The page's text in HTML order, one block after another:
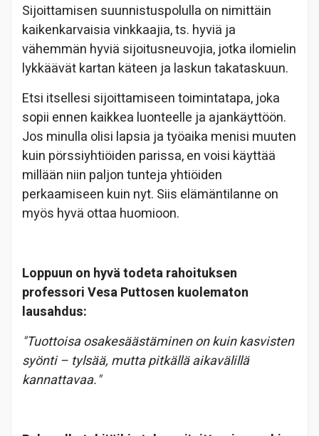
Sijoittamisen suunnistuspolulla on nimittäin
kaikenkarvaisia vinkkaajia, ts. hyviä ja
vähemmän hyviä sijoitusneuvojia, jotka ilomielin
lykkäävät kartan käteen ja laskun takataskuun.
Etsi itsellesi sijoittamiseen toimintatapa, joka
sopii ennen kaikkea luonteelle ja ajankäyttöön.
Jos minulla olisi lapsia ja työaika menisi muuten
kuin pörssiyhtiöiden parissa, en voisi käyttää
millään niin paljon tunteja yhtiöiden
perkaamiseen kuin nyt. Siis elämäntilanne on
myös hyvä ottaa huomioon.
Loppuun on hyvä todeta rahoituksen
professori Vesa Puttosen kuolematon
lausahdus:
"Tuottoisa osakesäästäminen on kuin kasvisten
syönti – tylsää, mutta pitkällä aikavälillä
kannattavaa."